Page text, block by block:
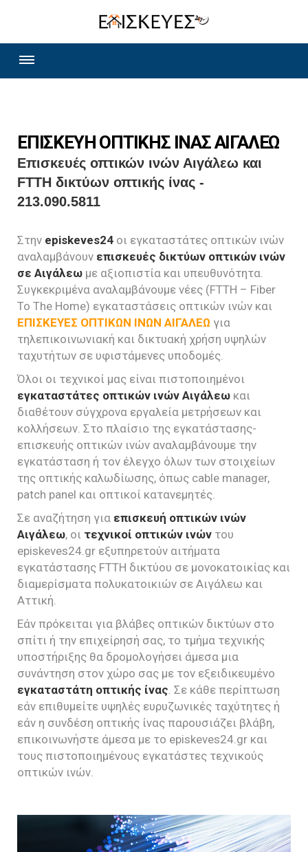
ΕΠΙΣΚΕΥΗ ΟΠΤΙΚΗΣ ΙΝΑΣ ΑΙΓΑΛΕΩ
Επισκευές οπτικών ινών Αιγάλεω και
FTTH δικτύων οπτικής ίνας -
213.090.5811
Στην episkeves24 οι εγκαταστάτες οπτικών ινών
αναλαμβάνουν επισκευές δικτύων οπτικών ινών
σε Αιγάλεω με αξιοπιστία και υπευθυνότητα.
Συγκεκριμένα αναλαμβάνουμε νέες (FTTH – Fiber
To The Home) εγκαταστάσεις οπτικών ινών και
ΕΠΙΣΚΕΥΕΣ ΟΠΤΙΚΩΝ ΙΝΩΝ ΑΙΓΑΛΕΩ για
τηλεπικοινωνιακή και δικτυακή χρήση υψηλών
ταχυτήτων σε υφιστάμενες υποδομές.
Όλοι οι τεχνικοί μας είναι πιστοποιημένοι
εγκαταστάτες οπτικών ινών Αιγάλεω και
διαθέτουν σύγχρονα εργαλεία μετρήσεων και
κολλήσεων. Στο πλαίσιο της εγκατάστασης-
επισκευής οπτικών ινών αναλαμβάνουμε την
εγκατάσταση ή τον έλεγχο όλων των στοιχείων
της οπτικής καλωδίωσης, όπως cable manager,
patch panel και οπτικοί κατανεμητές.
Σε αναζήτηση για επισκευή οπτικών ινών
Αιγάλεω, οι τεχνικοί οπτικών ινών του
episkeves24.gr εξυπηρετούν αιτήματα
εγκατάστασης FTTH δικτύου σε μονοκατοικίας και
διαμερίσματα πολυκατοικιών σε Αιγάλεω και
Αττική.
Εάν πρόκειται για βλάβες οπτικών δικτύων στο
σπίτι ή την επιχείρησή σας, το τμήμα τεχνικής
υποστήριξης θα δρομολογήσει άμεσα μια
συνάντηση στον χώρο σας με τον εξειδικευμένο
εγκαταστάτη οπτικής ίνας . Σε κάθε περίπτωση
εάν επιθυμείτε υψηλές ευρυζωνικές ταχύτητες ή
εάν η συνδέση οπτικής ίνας παρουσιάζει βλάβη,
επικοινωνήστε άμεσα με το episkeves24.gr και
τους πιστοποιημένους εγκατάστες τεχνικούς
οπτικών ινών.